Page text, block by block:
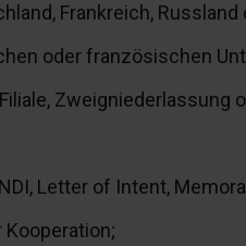
Frankreich,
oder französischen
Zweigniederlassung
Letter of Intent,
Kooperation;